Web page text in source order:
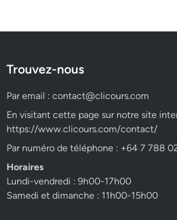
Trouvez-nous
Par email :contact@clicours.com
En visitant cette page sur notre site
https://www.clicours.com/contact/
Par numéro de téléphone : +64 7 788
Horaires
Lundi-vendredi : 9h00-17h00
Samedi et dimanche : 11h00-15h00